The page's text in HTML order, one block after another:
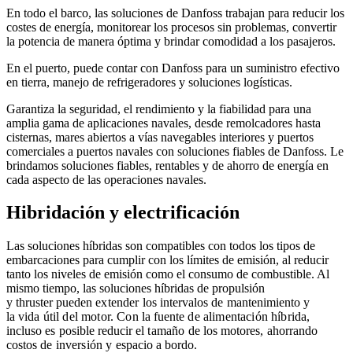
En todo el barco, las soluciones de Danfoss trabajan para reducir los
costes de energía, monitorear los procesos sin problemas, convertir
la potencia de manera óptima y brindar comodidad a los pasajeros.
En el puerto, puede contar con Danfoss para un suministro efectivo
en tierra, manejo de refrigeradores y soluciones logísticas.
Garantiza la seguridad, el rendimiento y la fiabilidad para una
amplia gama de aplicaciones navales, desde remolcadores hasta
cisternas, mares abiertos a vías navegables interiores y puertos
comerciales a puertos navales con soluciones fiables de Danfoss. Le
brindamos soluciones fiables, rentables y de ahorro de energía en
cada aspecto de las operaciones navales.
Hibridación y electrificación
Las soluciones híbridas son compatibles con todos los tipos de
embarcaciones para cumplir con los límites de emisión, al reducir
tanto los niveles de emisión como el consumo de combustible. Al
mismo tiempo, las soluciones híbridas de propulsión
y thruster pueden extender los intervalosde mantenimientoy
lavida útil del motor. Con lafuente de alimentación híbrida,
incluso es posible reducirel tamaño delos motores, ahorrando
costos de inversión y espacioabordo.